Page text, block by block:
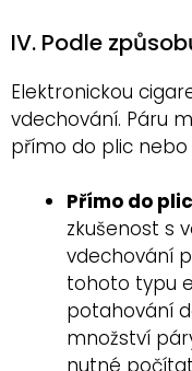
IV. Podle
Elektronickou
vdechování. Páru
přímo do plic
Přímo do
zkušenost s
vdechování
tohoto typu
potahování
množství
nutné